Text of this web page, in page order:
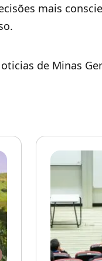
mais
de Minas